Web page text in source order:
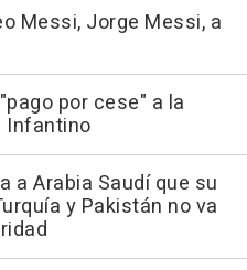
Messi, Jorge Messi, a
por cese" a la
Infantino
a Arabia Saudí que su
y Pakistán no va